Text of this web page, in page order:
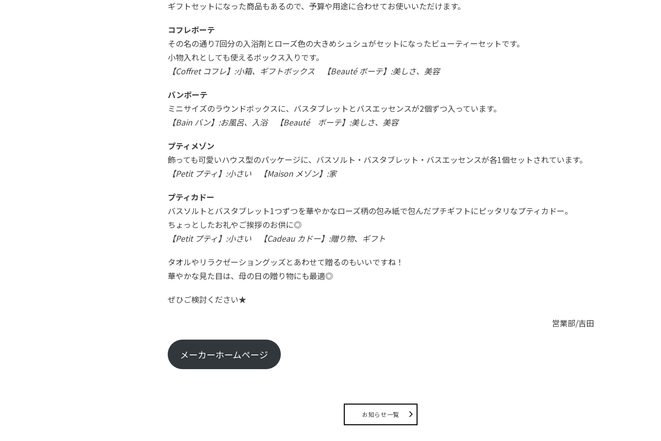
ギフトセットになった商品もあるので、予算や用途に合わせてお使いいただけます。
コフレボーテ
その名の通り7回分の入浴剤とローズ色の大きめシュシュがセットになったビューティーセットです。
小物入れとしても使えるボックス入りです。
【Coffret コフレ】:小箱、ギフトボックス 【Beauté ボーテ】:美しさ、美容
バンボーテ
ミニサイズのラウンドボックスに、バスタブレットとバスエッセンスが2個ずつ入っています。
【Bain バン】:お風呂、入浴 【Beauté ボーテ】:美しさ、美容
プティメゾン
飾っても可愛いハウス型のパッケージに、バスソルト・バスタブレット・バスエッセンスが各1個セットされています。
【Petit プティ】:小さい 【Maison メゾン】:家
プティカドー
バスソルトとバスタブレット1つずつを華やかなローズ柄の包み紙で包んだプチギフトにピッタリなプティカドー。
ちょっとしたお礼やご挨拶のお供に◎
【Petit プティ】:小さい 【Cadeau カドー】:贈り物、ギフト
タオルやリラクゼーショングッズとあわせて贈るのもいいですね！
華やかな見た目は、母の日の贈り物にも最適◎
ぜひご検討ください★
営業部/吉田
メーカーホームページ
お知らせ一覧